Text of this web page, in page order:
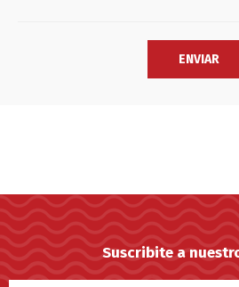
Suscribite a